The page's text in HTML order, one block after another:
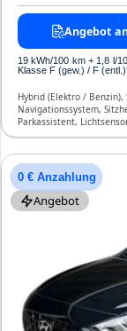
Angebot
19 kWh/100 km + 1,8 l/
Klasse F (gew.) / F
Hybrid (Elektro /
Navigationssystem,
Parkassistent,
ESP, ABS,
0 € Anzahlung
Angebot